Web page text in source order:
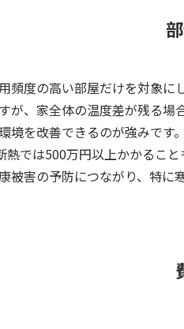
度の高い部屋だけを対象に
、家全体の温度差が残る場
を改善できるのが強みです。
では500万円以上かかること
被害の予防につながり、特に